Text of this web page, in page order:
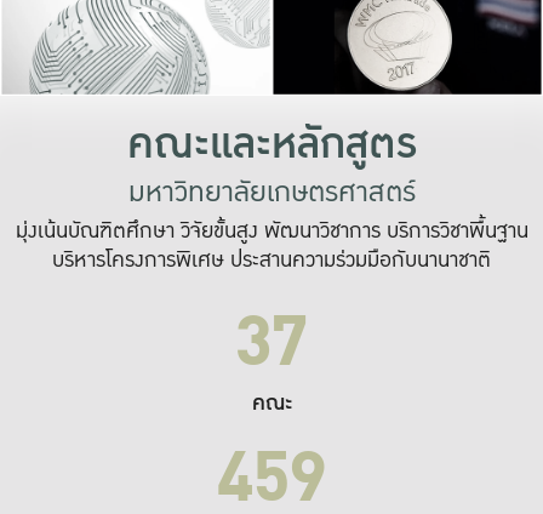
เปลี่ยนแปลง แล
เพื่อทำง
ระบบสารสนเทศ
คณะและหลักสูตร
มหาวิทยาลัยเกษตรศาสตร์
มุ่งเน้นบัณฑิตศึกษา วิจัยขั้นสูง พัฒนาวิชาการ บริการวิชาพื้นฐาน
บริหารโครงการพิเศษ ประสานความร่วมมือกับนานาชาติ
37
คณะ
459